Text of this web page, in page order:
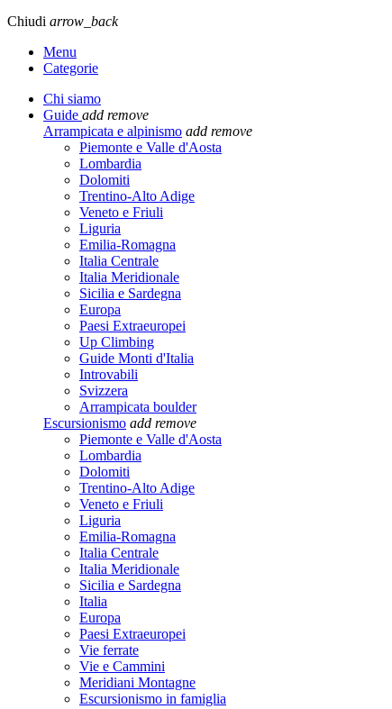
Chiudi arrow_back
Menu
Categorie
Chi siamo
Guide add remove
Arrampicata e alpinismo add remove
Piemonte e Valle d'Aosta
Lombardia
Dolomiti
Trentino-Alto Adige
Veneto e Friuli
Liguria
Emilia-Romagna
Italia Centrale
Italia Meridionale
Sicilia e Sardegna
Europa
Paesi Extraeuropei
Up Climbing
Guide Monti d'Italia
Introvabili
Svizzera
Arrampicata boulder
Escursionismo add remove
Piemonte e Valle d'Aosta
Lombardia
Dolomiti
Trentino-Alto Adige
Veneto e Friuli
Liguria
Emilia-Romagna
Italia Centrale
Italia Meridionale
Sicilia e Sardegna
Italia
Europa
Paesi Extraeuropei
Vie ferrate
Vie e Cammini
Meridiani Montagne
Escursionismo in famiglia